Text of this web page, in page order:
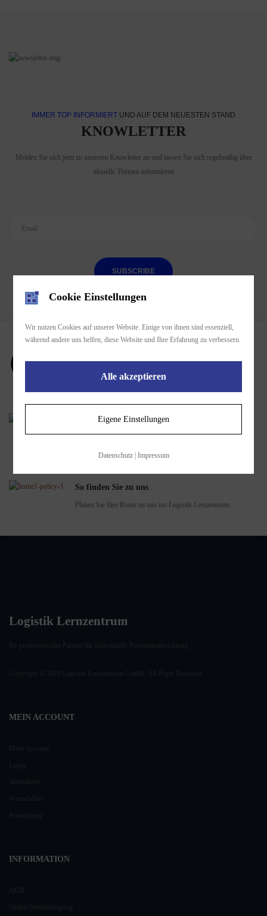
IMMER TOP INFORMIERT UND AUF DEM NEUESTEN STAND
KNOWLETTER
Melden Sie sich jetzt zu unserem Knowletter an und lassen Sie sich regelmäßig über
aktuelle Themen informieren
SUBSCRIBE
Kontaktieren Sie uns
Verfügung
So finden Sie zu uns
Planen Sie Ihre Route zu uns ins Logistik Lernzentrum
Logistik Lernzentrum
MEIN ACCOUNT
Warenkorb
Wunschliste
INFORMATION
Cookie Einstellungen
Wir nutzen Cookies auf unserer Website. Einige von ihnen sind essenziell,
während andere uns helfen, diese Website und Ihre Erfahrung zu verbessern.
Alle akzeptieren
Eigene Einstellungen
Datenschutz| Impressum